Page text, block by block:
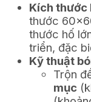
Kích thước
thước 60×
thước hố
triển, đặc
Kỹ thuật
Trộn
mục